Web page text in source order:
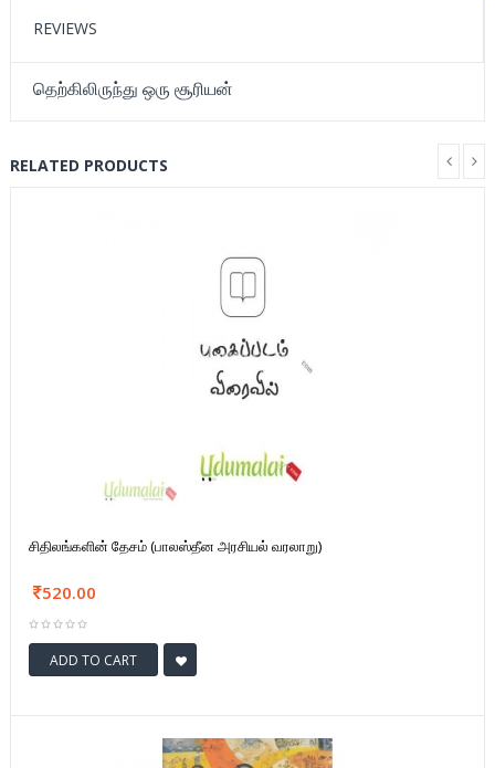
REVIEWS
தெற்கிலிருந்து ஒரு சூரியன்
RELATED PRODUCTS
சிதிலங்களின் தேசம் (பாலஸ்தீன அரசியல் வரலாறு)
520.00
ADD TO CART